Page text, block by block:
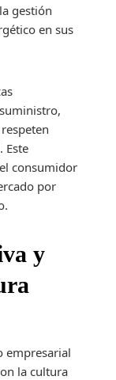
gestión
en sus
Este
consumidor
por
y
empresarial
la cultura